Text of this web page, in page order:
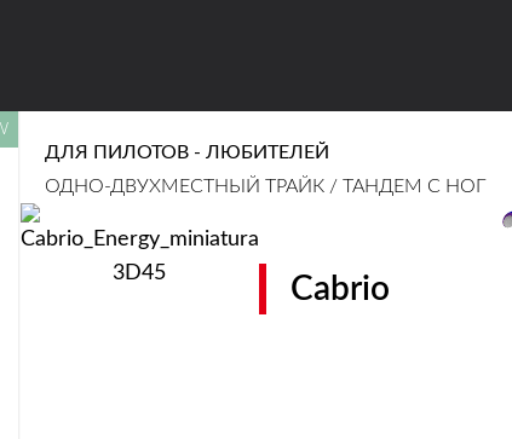
ДЛЯ ПИЛОТОВ - ЛЮБИТЕЛЕЙ
ОДНО-ДВУХМЕСТНЫЙ ТРАЙК / ТАНДЕМ С НОГ
Cabrio